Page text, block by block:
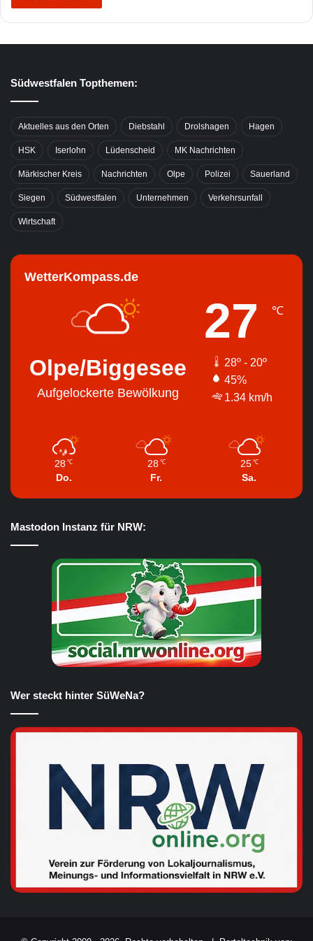
Südwestfalen Topthemen:
Aktuelles aus den Orten Diebstahl Drolshagen Hagen
HSK Iserlohn Lüdenscheid MK Nachrichten
Märkischer Kreis Nachrichten Olpe Polizei Sauerland
Siegen Südwestfalen Unternehmen Verkehrsunfall
Wirtschaft
WetterKompass.de
Olpe/Biggesee
Aufgelockerte Bewölkung
27 ℃
28º - 20º
45%
1.34 km/h
28 ℃
Do.
28 ℃
Fr.
25 ℃
Sa.
Mastodon Instanz für NRW:
Wer steckt hinter SüWeNa?